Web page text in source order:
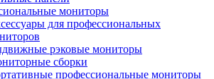
мониторы
для профессиональных
рэковые мониторы
сборки
профессиональные мониторы